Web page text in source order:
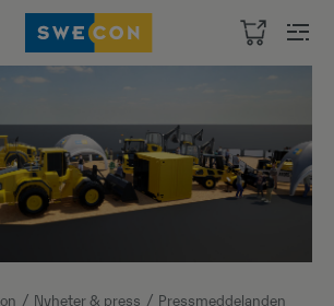
Nyheter & press
Pressmeddelanden